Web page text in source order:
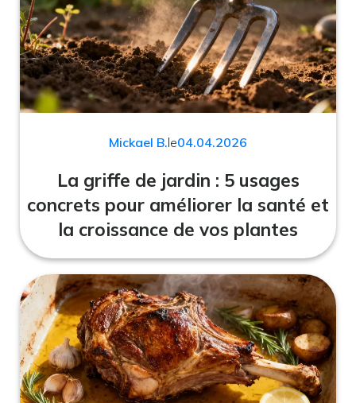
Mickael B.le04.04.2026
La griffe de jardin : 5 usages
concrets pour améliorer la santé et
la croissance de vos plantes